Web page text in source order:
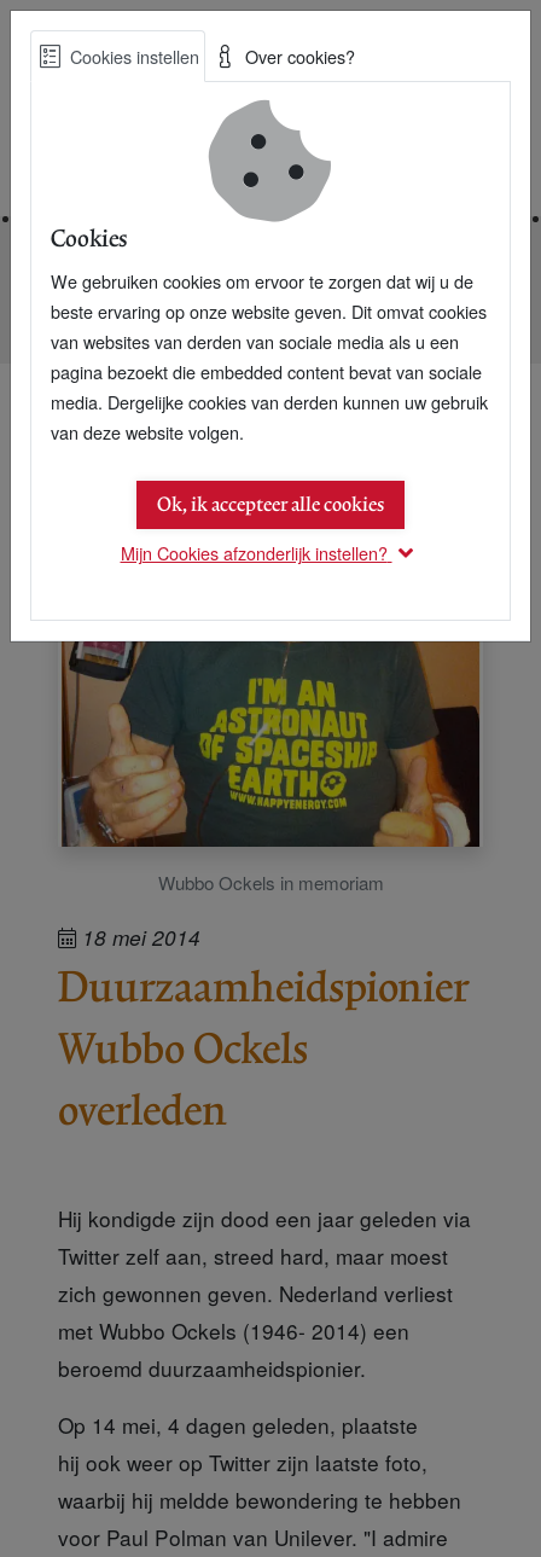
Skip
Best Practices voor een duurzame toekomst
Nieuwsarchief
Duurzaamheidspionier Wubbo Ockels overleden
Wubbo Ockels in memoriam
18 mei 2014
Duurzaamheidspionier
Wubbo Ockels
overleden
Hij kondigde zijn dood een jaar geleden via
Twitter zelf aan, streed hard, maar moest
zich gewonnen geven. Nederland verliest
met Wubbo Ockels (1946- 2014) een
beroemd duurzaamheidspionier.
Op 14 mei, 4 dagen geleden, plaatste
hij ook weer op Twitter zijn laatste foto,
waarbij hij meldde bewondering te hebben
voor Paul Polman van Unilever. "I admire
Cookies instellen Over cookies?
Cookies
We gebruiken cookies om ervoor te zorgen dat wij u de
beste ervaring op onze website geven. Dit omvat cookies
van websites van derden van sociale media als u een
pagina bezoekt die embedded content bevat van sociale
media. Dergelijke cookies van derden kunnen uw gebruik
van deze website volgen.
Ok, ik accepteer alle cookies
Mijn Cookies afzonderlijk instellen?